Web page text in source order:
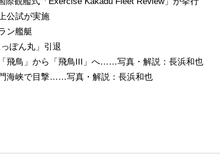
公試が実施
ン艦艇
ぽん丸」引退
飛鳥」から「飛鳥III」へ……写真・解説：長浜和也
海峡で目撃……写真・解説：長浜和也